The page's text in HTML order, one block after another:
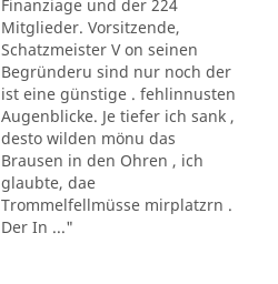
Finanziage und der 224
Mitglieder. Vorsitzende,
Schatzmeister V on seinen
Begründeru sind nur noch der
ist eine günstige . fehlinnusten
Augenblicke. Je tiefer ich sank ,
desto wilden mönu das
Brausen in den Ohren , ich
glaubte, dae
Trommelfellmüsse mirplatzrn .
Der In ..."